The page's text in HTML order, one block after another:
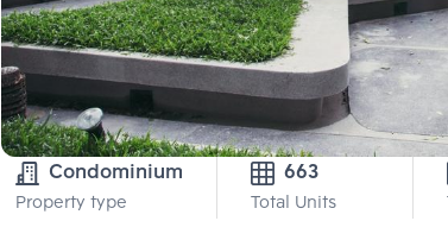
Condominium
Property type
663
Total Units